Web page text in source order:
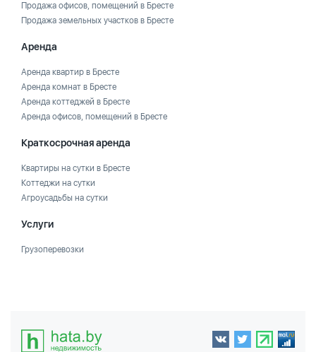
Продажа офисов, помещений в Бресте
Продажа земельных участков в Бресте
Аренда
Аренда квартир в Бресте
Аренда комнат в Бресте
Аренда коттеджей в Бресте
Аренда офисов, помещений в Бресте
Краткосрочная аренда
Квартиры на сутки в Бресте
Коттеджи на сутки
Агроусадьбы на сутки
Услуги
Грузоперевозки